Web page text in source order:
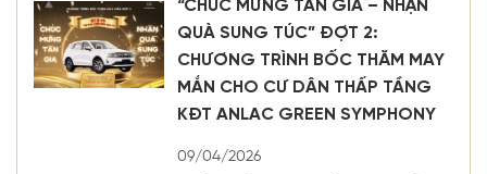
“CHÚC MỪNG TÂN GIA – NHẬN
QUÀ SUNG TÚC” ĐỢT 2:
CHƯƠNG TRÌNH BỐC THĂM MAY
MẮN CHO CƯ DÂN THẤP TẦNG
KĐT ANLAC GREEN SYMPHONY
09/04/2026